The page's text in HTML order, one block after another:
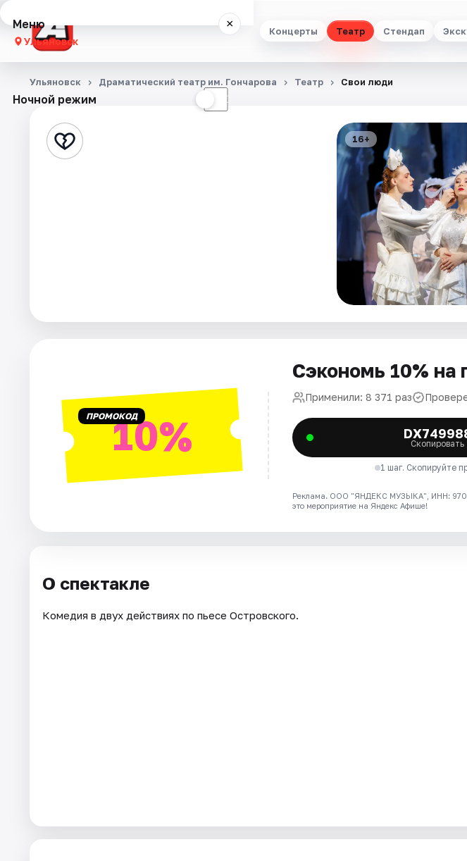
Концерты Театр Стендап
Меню ×
Ульяновск
Концерты
Стендап
Площадки
Ночной режим ☾
Ульяновск Драматический театр им. Гончарова Театр Свои люди
16+
ПРОМОКОД10%
Сэкономь 10% на
Применили: 8 371 раз
Скопировать
1 шаг. Скопируйте
Реклама. ООО "ЯНДЕКС МУЗЫКА", ИНН:
это мероприятие на Яндекс Афише!
О спектакле
Комедия в двух действиях по пьесе Островского.